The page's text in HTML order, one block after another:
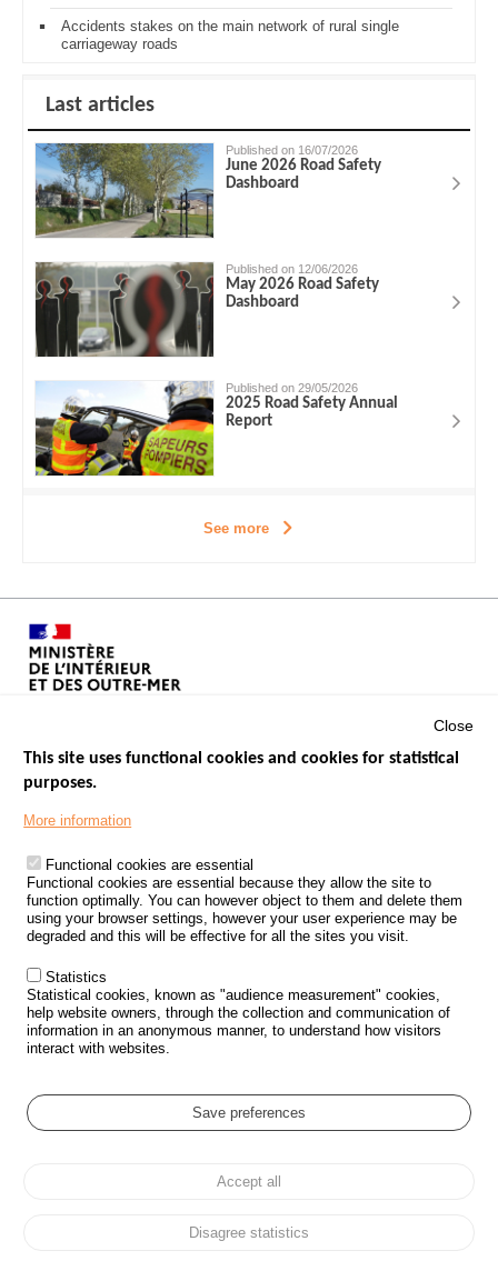
Accidents stakes on the main network of rural single
carriageway roads
Last articles
Published on 16/07/2026
June 2026 Road Safety
Dashboard
Published on 12/06/2026
May 2026 Road Safety
Dashboard
Published on 29/05/2026
2025 Road Safety Annual
Report
See more
Footer
PROCESSING OF PERSONAL DATA FROM ROAD ACCIDENTS
KNOWLEDGE CENTRE
CALL FOR RESEARCH PROJECTS
ROAD SAFETY POLICY
Outils
EVENTS
GLOSSARY
Cookie settings
Personal data protection and Cookies
Close
This site uses functional cookies and cookies for statistical
purposes.
More information
Functional cookies are essential
Functional cookies are essential because they allow the site to
function optimally. You can however object to them and delete them
using your browser settings, however your user experience may be
degraded and this will be effective for all the sites you visit.
Statistics
Statistical cookies, known as "audience measurement" cookies,
help website owners, through the collection and communication of
information in an anonymous manner, to understand how visitors
interact with websites.
Save preferences
Accept all
Disagree statistics